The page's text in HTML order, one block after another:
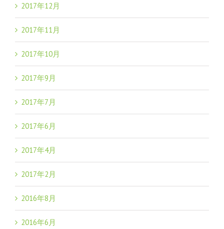
2017年12月
2017年11月
2017年10月
2017年9月
2017年7月
2017年6月
2017年4月
2017年2月
2016年8月
2016年6月